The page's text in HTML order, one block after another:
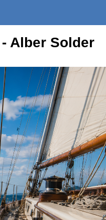
Alber Solder